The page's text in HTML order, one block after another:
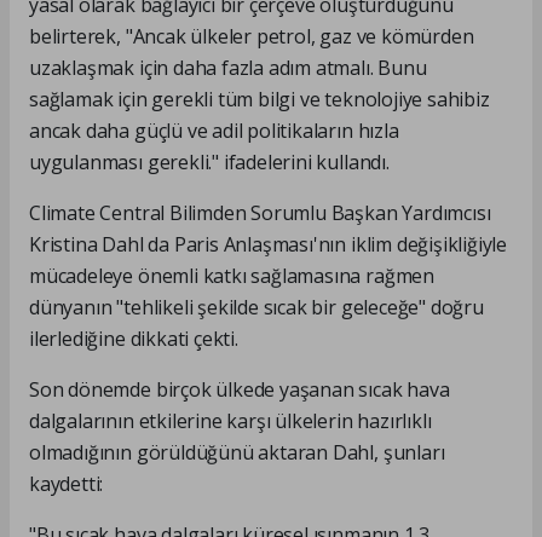
belirterek, "Ancak ülkeler petrol, gaz ve kömürden
uzaklaşmak için daha fazla adım atmalı. Bunu
sağlamak için gerekli tüm bilgi ve teknolojiye sahibiz
ancak daha güçlü ve adil politikaların hızla
uygulanması gerekli." ifadelerini kullandı.
Climate Central Bilimden Sorumlu Başkan Yardımcısı
Kristina Dahl da Paris Anlaşması'nın iklim değişikliğiyle
mücadeleye önemli katkı sağlamasına rağmen
dünyanın "tehlikeli şekilde sıcak bir geleceğe" doğru
ilerlediğine dikkati çekti.
Son dönemde birçok ülkede yaşanan sıcak hava
dalgalarının etkilerine karşı ülkelerin hazırlıklı
olmadığının görüldüğünü aktaran Dahl, şunları
kaydetti: